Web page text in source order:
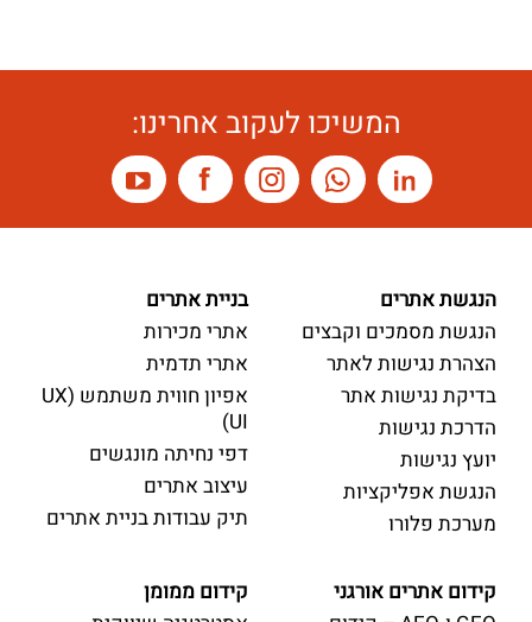
המשיכו לעקוב אחרינו:
הנגשת אתרים
הנגשת מסמכים וקבצים
הצהרת נגישות לאתר
בדיקת נגישות אתר
הדרכת נגישות
יועץ נגישות
הנגשת אפליקציות
מערכת פלורו
בניית אתרים
אתרי מכירות
אתרי תדמית
אפיון חווית משתמש (UX
UI)
דפי נחיתה מונגשים
עיצוב אתרים
תיק עבודות בניית אתרים
קידום אתרים אורגני
קידום ממומן